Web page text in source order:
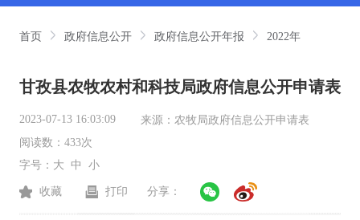
首页 政府信息公开 政府信息公开年报 2022年
甘孜县农牧农村和科技局政府信息公开申请表
2023-07-13 16:03:09 来源： 农牧局政府信息公开申请表
阅读数： 433次
字号： 大 中 小
收藏 打印 分享：